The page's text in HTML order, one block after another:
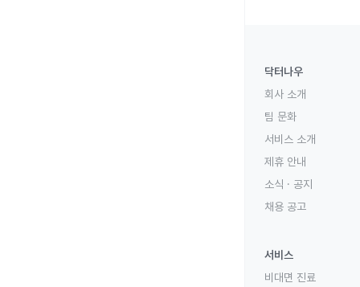
닥터나우
회사 소개
팀 문화
서비스 소개
제휴 안내
소식 · 공지
채용 공고
서비스
비대면 진료